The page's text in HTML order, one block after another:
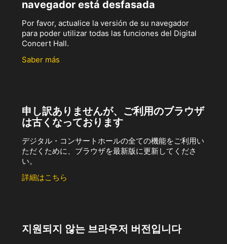
navegador está desfasada
Por favor, actualice la versión de su navegador
para poder utilizar todas las funciones del Digital
Concert Hall.
Saber más
申し訳ありませんが、ご利用のブラウザ
は古くなっております
デジタル・コンサートホールの全ての機能をご利用い
ただくために、ブラウザを最新版に更新してくださ
い。
詳細はこちら
지원되지 않는 브라우저 버전입니다